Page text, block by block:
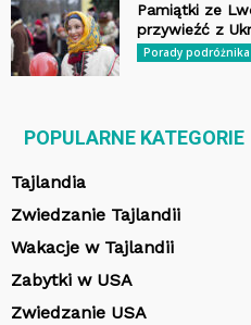
Pamiątki ze
przywieźć z
Porady podróżnika
POPULARNE KATEGORIE
Tajlandia
Zwiedzanie Tajlandii
Wakacje w Tajlandii
Zabytki w USA
Zwiedzanie USA